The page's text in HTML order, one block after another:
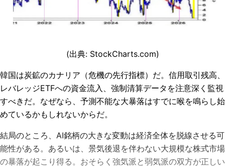
(出典: StockCharts.com)
韓国は炭鉱のカナリア（危機の先行指標）だ。信用取引残高、
レバレッジETFへの資金流入、強制清算データを注意深く監視
すべきだ。なぜなら、予測不能な大暴落はすでに喉を鳴らし始
めているかもしれないからだ。
結局のところ、AI銘柄の大きな変動は経済全体を脱線させる可
能性がある。あるいは、景気後退を伴わない大規模な株式市場
の暴落が起こり得る。おそらく強気派と弱気派の双方が正しい